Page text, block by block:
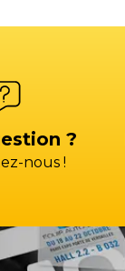
?
nous !